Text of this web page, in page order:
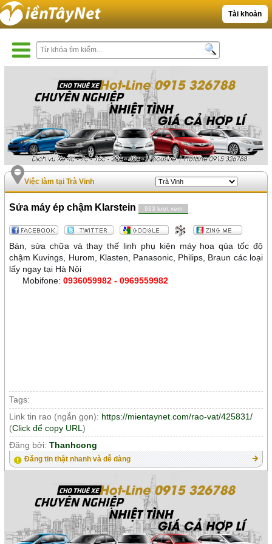
Tài khoản
Việc làm tại Trà Vinh
Sửa máy ép chậm Klarstein 933 lượt xem
Bán, sửa chữa và thay thế linh phụ kiện máy hoa qủa tốc độ
chậm Kuvings, Hurom, Klasten, Panasonic, Philips, Braun các loại
lấy ngay tại Hà Nội
Mobifone:0936059982 - 0969559982
Tags:
Link tin rao (ngắn gọn): https://mientaynet.com/rao-vat/425831/
(Click để copy URL)
Đăng bởi:Thanhcong
Đăng tin thật nhanh và dễ dàng